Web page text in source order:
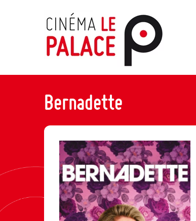
Bernadette